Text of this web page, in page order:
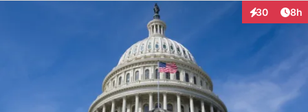
30
Interaktionen
8h